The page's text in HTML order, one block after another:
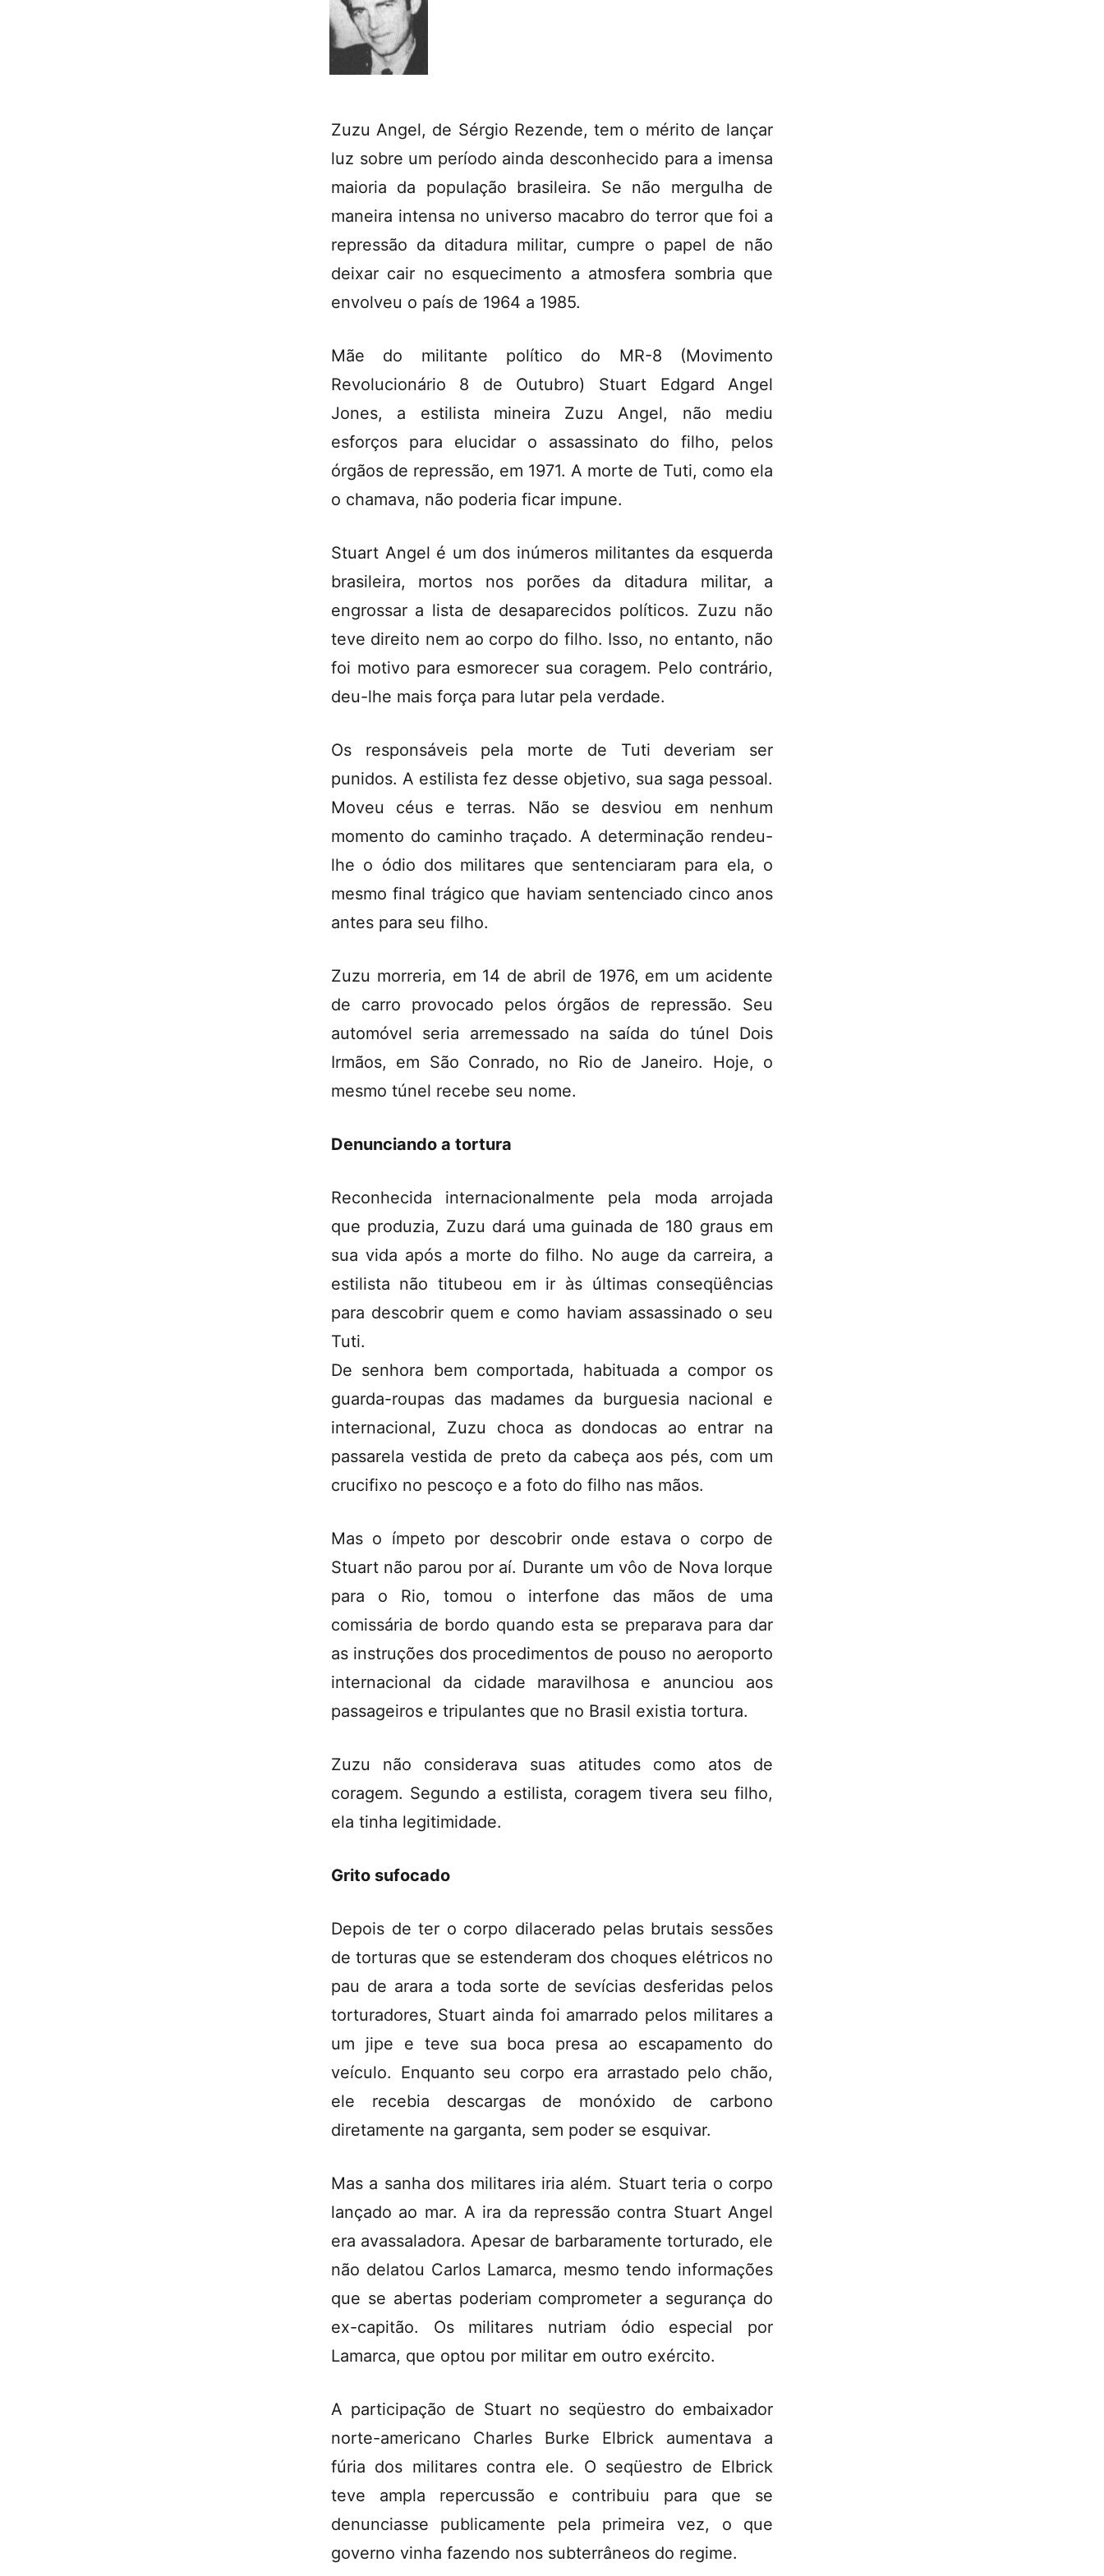
Zuzu Angel, de Sérgio Rezende, tem o mérito de lançar
luz sobre um período ainda desconhecido para a imensa
maioria da população brasileira. Se não mergulha de
maneira intensa no universo macabro do terror que foi a
repressão da ditadura militar, cumpre o papel de não
deixar cair no esquecimento a atmosfera sombria que
envolveu o país de 1964 a 1985.
Mãe do militante político do MR-8 (Movimento
Revolucionário 8 de Outubro) Stuart Edgard Angel
Jones, a estilista mineira Zuzu Angel, não mediu
esforços para elucidar o assassinato do filho, pelos
órgãos de repressão, em 1971. A morte de Tuti, como ela
o chamava, não poderia ficar impune.
Stuart Angel é um dos inúmeros militantes da esquerda
brasileira, mortos nos porões da ditadura militar, a
engrossar a lista de desaparecidos políticos. Zuzu não
teve direito nem ao corpo do filho. Isso, no entanto, não
foi motivo para esmorecer sua coragem. Pelo contrário,
deu-lhe mais força para lutar pela verdade.
Os responsáveis pela morte de Tuti deveriam ser
punidos. A estilista fez desse objetivo, sua saga pessoal.
Moveu céus e terras. Não se desviou em nenhum
momento do caminho traçado. A determinação rendeu-
lhe o ódio dos militares que sentenciaram para ela, o
mesmo final trágico que haviam sentenciado cinco anos
antes para seu filho.
Zuzu morreria, em 14 de abril de 1976, em um acidente
de carro provocado pelos órgãos de repressão. Seu
automóvel seria arremessado na saída do túnel Dois
Irmãos, em São Conrado, no Rio de Janeiro. Hoje, o
mesmo túnel recebe seu nome.
Denunciando a tortura
Reconhecida internacionalmente pela moda arrojada
que produzia, Zuzu dará uma guinada de 180 graus em
sua vida após a morte do filho. No auge da carreira, a
estilista não titubeou em ir às últimas conseqüências
para descobrir quem e como haviam assassinado o seu
Tuti.
De senhora bem comportada, habituada a compor os
guarda-roupas das madames da burguesia nacional e
internacional, Zuzu choca as dondocas ao entrar na
passarela vestida de preto da cabeça aos pés, com um
crucifixo no pescoço e a foto do filho nas mãos.
Mas o ímpeto por descobrir onde estava o corpo de
Stuart não parou por aí. Durante um vôo de Nova Iorque
para o Rio, tomou o interfone das mãos de uma
comissária de bordo quando esta se preparava para dar
as instruções dos procedimentos de pouso no aeroporto
internacional da cidade maravilhosa e anunciou aos
passageiros e tripulantes que no Brasil existia tortura.
Zuzu não considerava suas atitudes como atos de
coragem. Segundo a estilista, coragem tivera seu filho,
ela tinha legitimidade.
Grito sufocado
Depois de ter o corpo dilacerado pelas brutais sessões
de torturas que se estenderam dos choques elétricos no
pau de arara a toda sorte de sevícias desferidas pelos
torturadores, Stuart ainda foi amarrado pelos militares a
um jipe e teve sua boca presa ao escapamento do
veículo. Enquanto seu corpo era arrastado pelo chão,
ele recebia descargas de monóxido de carbono
diretamente na garganta, sem poder se esquivar.
Mas a sanha dos militares iria além. Stuart teria o corpo
lançado ao mar. A ira da repressão contra Stuart Angel
era avassaladora. Apesar de barbaramente torturado, ele
não delatou Carlos Lamarca, mesmo tendo informações
que se abertas poderiam comprometer a segurança do
ex-capitão. Os militares nutriam ódio especial por
Lamarca, que optou por militar em outro exército.
A participação de Stuart no seqüestro do embaixador
norte-americano Charles Burke Elbrick aumentava a
fúria dos militares contra ele. O seqüestro de Elbrick
teve ampla repercussão e contribuiu para que se
denunciasse publicamente pela primeira vez, o que
governo vinha fazendo nos subterrâneos do regime.